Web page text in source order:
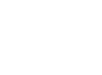
su salida
exponen con
distintas casas
Santo